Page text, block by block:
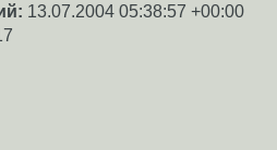
13.07.2004 05:38:57 +00:00